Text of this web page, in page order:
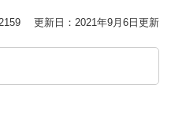
更新日：2021年9月6日更新